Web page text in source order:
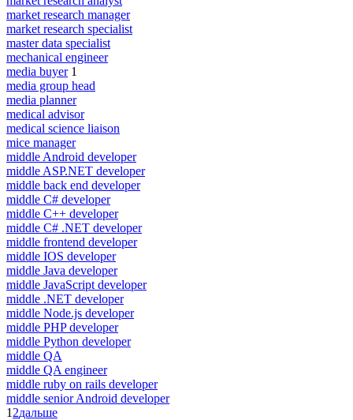
market research manager
market research specialist
master data specialist
mechanical engineer
media buyer 1
media group head
media planner
medical advisor
medical science liaison
mice manager
middle Android developer
middle ASP.NET developer
middle back end developer
middle C# developer
middle C++ developer
middle C# .NET developer
middle frontend developer
middle IOS developer
middle Java developer
middle JavaScript developer
middle .NET developer
middle Node.js developer
middle PHP developer
middle Python developer
middle QA
middle QA engineer
middle ruby on rails developer
middle senior Android developer
1 2дальше